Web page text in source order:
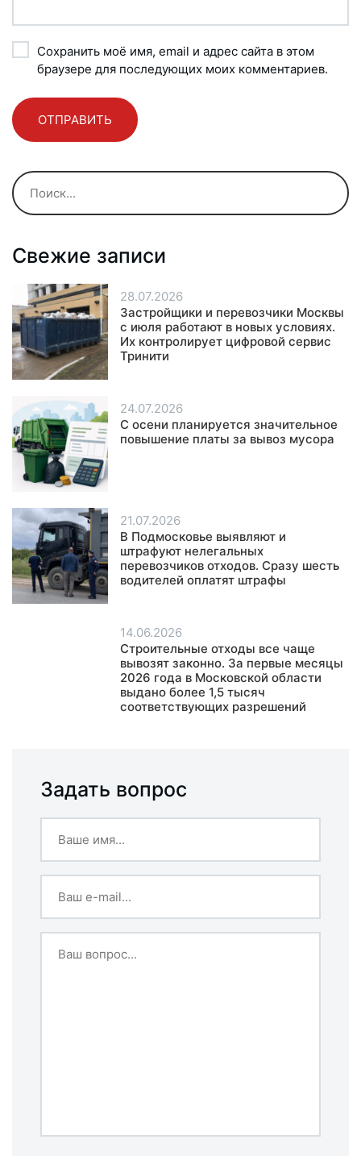
Сохранить моё имя, email и адрес сайта в этом
браузере для последующих моих комментариев.
Свежие записи
28.07.2026
Застройщики и перевозчики Москвы
с июля работают в новых условиях.
Их контролирует цифровой сервис
Тринити
24.07.2026
С осени планируется значительное
повышение платы за вывоз мусора
21.07.2026
В Подмосковье выявляют и
штрафуют нелегальных
перевозчиков отходов. Сразу шесть
водителей оплатят штрафы
14.06.2026
Строительные отходы все чаще
вывозят законно. За первые месяцы
2026 года в Московской области
выдано более 1,5 тысяч
соответствующих разрешений
Задать вопрос